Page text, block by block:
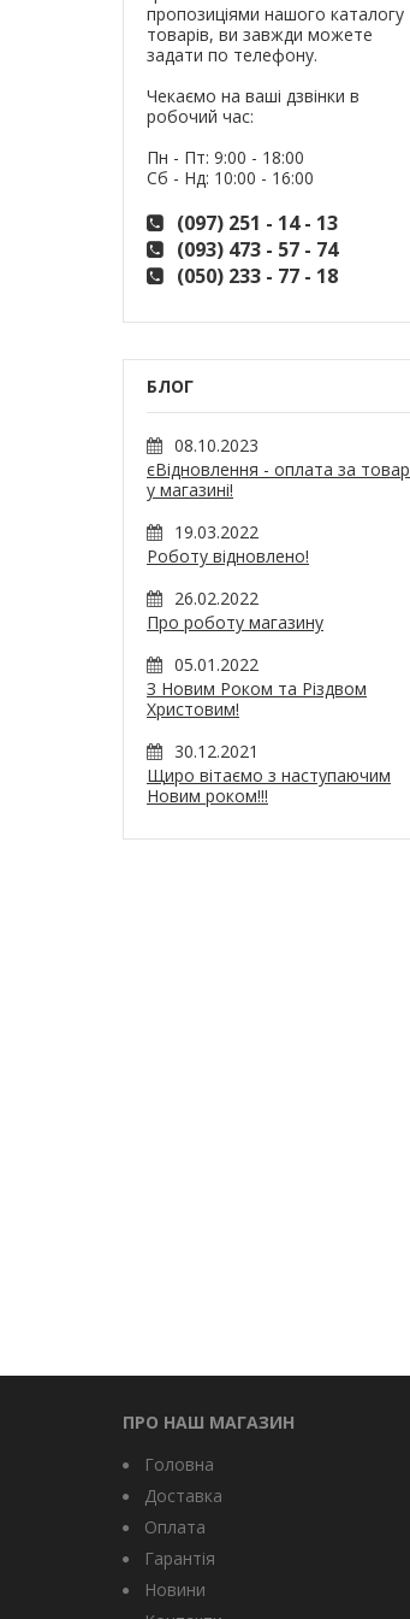
пропозиціями нашого каталогу
товарів, ви завжди можете
задати по телефону.
Чекаємо на ваші дзвінки в
робочий час:
Пн - Пт: 9:00 - 18:00
Сб - Нд: 10:00 - 16:00
(097) 251 - 14 - 13
(093) 473 - 57 - 74
(050) 233 - 77 - 18
БЛОГ
08.10.2023
єВідновлення - оплата за товар
у магазині!
19.03.2022
Роботу відновлено!
26.02.2022
Про роботу магазину
05.01.2022
З Новим Роком та Різдвом
Христовим!
30.12.2021
Щиро вітаємо з наступаючим
Новим роком!!!
ПРО НАШ МАГАЗИН
Головна
Доставка
Оплата
Гарантія
Новини